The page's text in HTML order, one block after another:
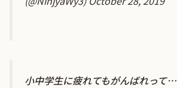
小中学生に疲れてもがんばれって…